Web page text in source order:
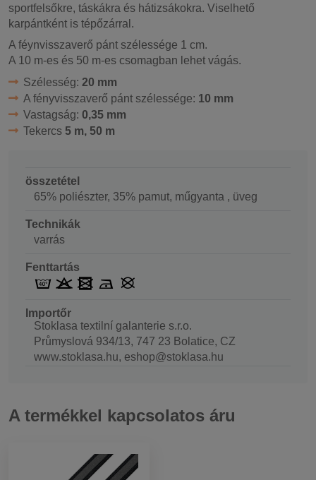
sportfelsőkre, táskákra és hátizsákokra. Viselhető
karpántként is tépőzárral.
A féynvisszaverő pánt szélessége 1 cm.
A 10 m-es és 50 m-es csomagban lehet vágás.
Szélesség: 20 mm
A fényvisszaverő pánt szélessége: 10 mm
Vastagság: 0,35 mm
Tekercs 5 m, 50 m
összetétel
65% poliészter, 35% pamut, műgyanta , üveg
Technikák
varrás
Fenttartás
Importőr
Stoklasa textilní galanterie s.r.o.
Průmyslová 934/13, 747 23 Bolatice, CZ
www.stoklasa.hu, eshop@stoklasa.hu
A termékkel kapcsolatos áru